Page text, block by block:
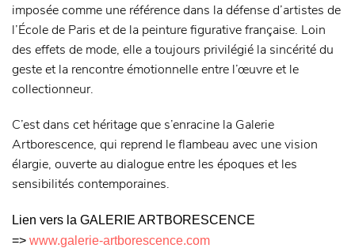
imposée comme une référence dans la défense d’artistes de
l’École de Paris et de la peinture figurative française. Loin
des effets de mode, elle a toujours privilégié la sincérité du
geste et la rencontre émotionnelle entre l’œuvre et le
collectionneur.
C’est dans cet héritage que s’enracine la Galerie
Artborescence, qui reprend le flambeau avec une vision
élargie, ouverte au dialogue entre les époques et les
sensibilités contemporaines.
Lien vers la GALERIE ARTBORESCENCE
=> www.galerie-artborescence.com